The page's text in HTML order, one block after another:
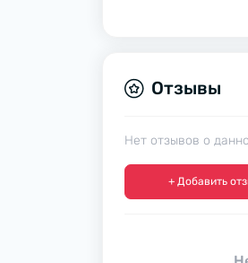
Отзывы
Нет отзывов о
+ Добавить